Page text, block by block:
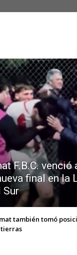
F.B.C.
final en la
Sur
también tomó